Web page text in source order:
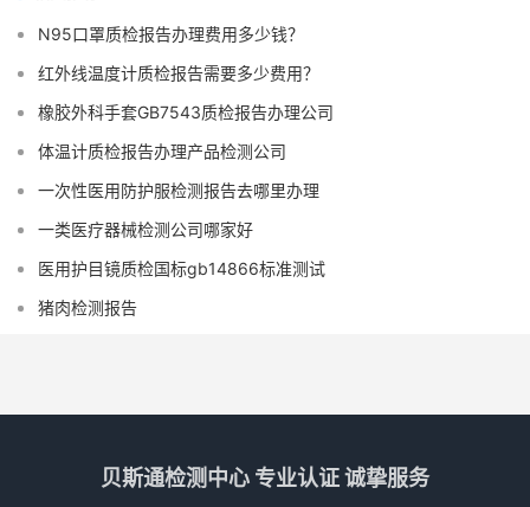
N95口罩质检报告办理费用多少钱？
红外线温度计质检报告需要多少费用？
橡胶外科手套GB7543质检报告办理公司
体温计质检报告办理产品检测公司
一次性医用防护服检测报告去哪里办理
一类医疗器械检测公司哪家好
医用护目镜质检国标gb14866标准测试
猪肉检测报告
贝斯通检测中心 专业认证 诚挚服务